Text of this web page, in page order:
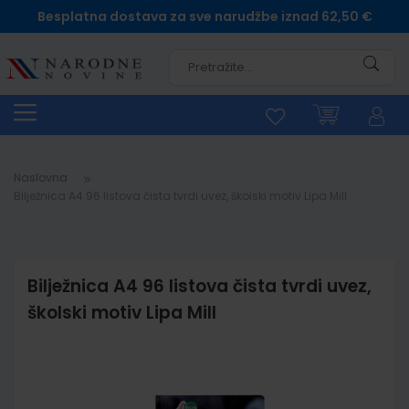
Besplatna dostava za sve narudžbe iznad 62,50 €
Naslovna
Bilježnica A4 96 listova čista tvrdi uvez,
školski motiv Lipa Mill